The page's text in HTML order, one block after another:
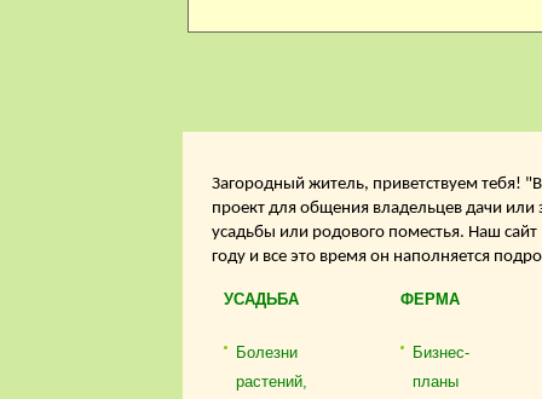
Загородный житель, приветствуем тебя!
проект для общения владельцев дачи или
усадьбы или родового поместья. Наш
году и все это время он наполняется
УСАДЬБА
Болезни
растений,
ФЕРМА
Бизнес-
планы